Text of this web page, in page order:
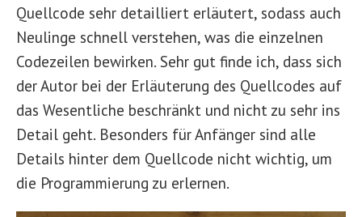
Quellcode sehr detailliert erläutert, sodass auch
Neulinge schnell verstehen, was die einzelnen
Codezeilen bewirken. Sehr gut finde ich, dass sich
der Autor bei der Erläuterung des Quellcodes auf
das Wesentliche beschränkt und nicht zu sehr ins
Detail geht. Besonders für Anfänger sind alle
Details hinter dem Quellcode nicht wichtig, um
die Programmierung zu erlernen.